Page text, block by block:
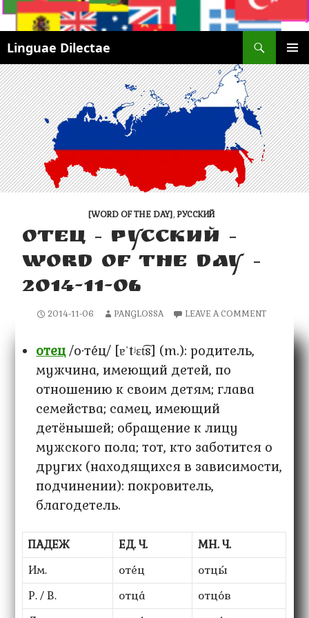
Linguae Dilectae
MENU
SKIP
TO
CONTENT
[WORD OF THE DAY],РУССКИЙ
ОТЕЦ – РУССКИЙ –
WORD OF THE DAY –
2014-11-06
2014-11-06 PANGLOSSA LEAVE A COMMENT
отец/о·те́ц/ [ɐˈtʲɛt͡s] (m.): родитель,
мужчина, имеющий детей, по
отношению к своим детям; глава
семейства; самец, имеющий
детёнышей; обращение к лицу
мужского пола; тот, кто заботится о
других (находящихся в зависимости,
подчинении): покровитель,
благодетель.
ПАДЕЖ ЕД. Ч.
МН. Ч.
Им.
оте́ц
отцы́
Р. / В.
отца́
отцо́в